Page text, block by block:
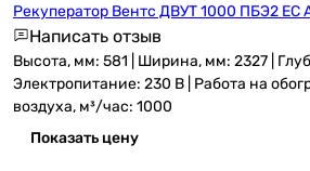
Рекуператор Вентс ДВУТ 1000 ПБЭ2 ЕС
Написать отзыв
Высота, мм: 581 | Ширина, мм: 2327 |
Электропитание: 230 В | Работа на
воздуха, м³/час: 1000
Показать цену